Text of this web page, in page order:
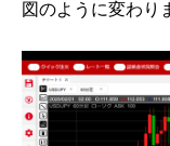
図のように変わり